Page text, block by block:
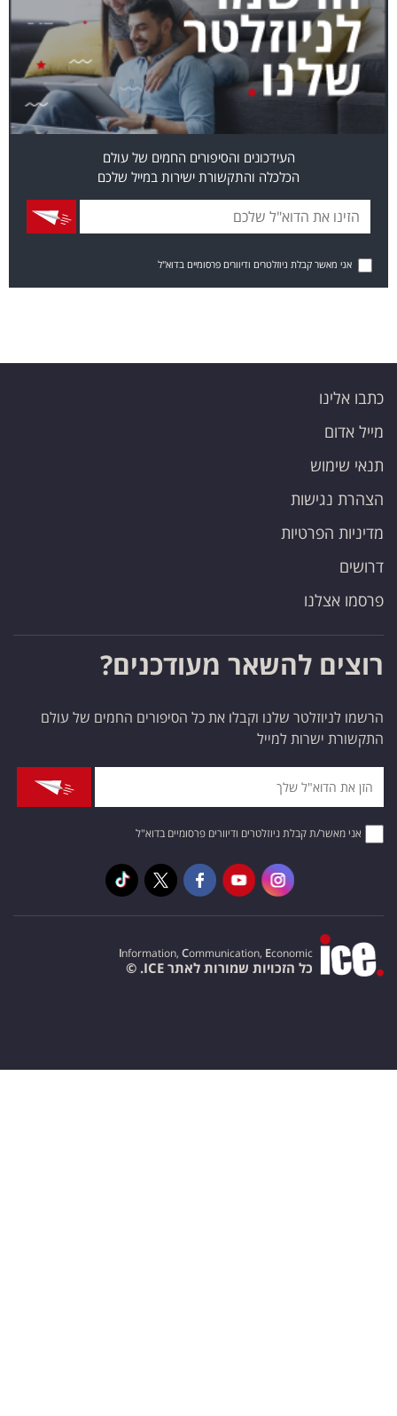
העידכונים והסיפורים החמים של עולם
הכלכלה והתקשורת ישירות במייל שלכם
אני מאשר קבלת ניוזלטרים ודיוורים פרסומיים בדוא"ל
כתבו אלינו
מייל אדום
תנאי שימוש
הצהרת נגישות
מדיניות הפרטיות
דרושים
פרסמו אצלנו
רוצים להשאר מעודכנים?
הרשמו לניוזלטר שלנו וקבלו את כל הסיפורים החמים של עולם
התקשורת ישרות למייל
אני מאשר/ת קבלת ניוזלטרים ודיוורים פרסומיים בדוא"ל
Information, Communication, Economic
כל הזכויות שמורות לאתר ICE. ©